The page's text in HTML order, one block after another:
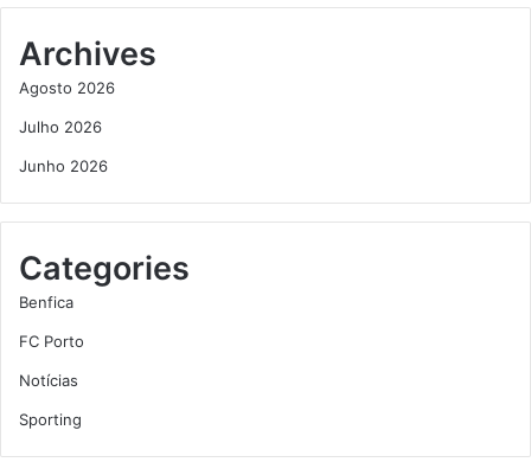
Archives
Agosto 2026
Julho 2026
Junho 2026
Categories
Benfica
FC Porto
Notícias
Sporting